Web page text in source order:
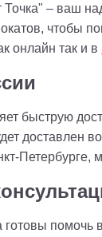
Точка" – ваш
чтобы
онлайн так и в
быструю
доставлен
Петербурге,
помочь